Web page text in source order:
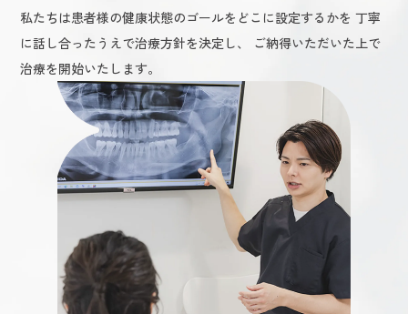
私たちは患者様の健康状態のゴールをどこに設定するかを 丁寧
に話し合ったうえで治療方針を決定し、
ご納得いただいた上で
治療を開始いたします。